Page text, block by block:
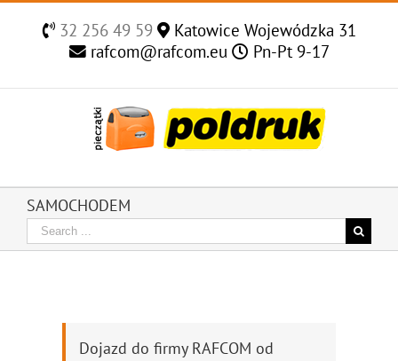
Skip
32 256 49 59
Katowice Wojewódzka 31
rafcom@rafcom.eu
Pn-Pt 9-17
SAMOCHODEM
Search
for:
Dojazd do firmy RAFCOM od